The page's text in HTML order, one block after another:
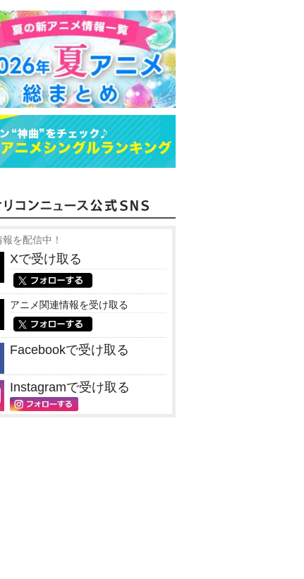
を配信中！
Xで受け取る
アニメ関連情報を受け取る
Facebookで受け取る
Instagramで受け取る